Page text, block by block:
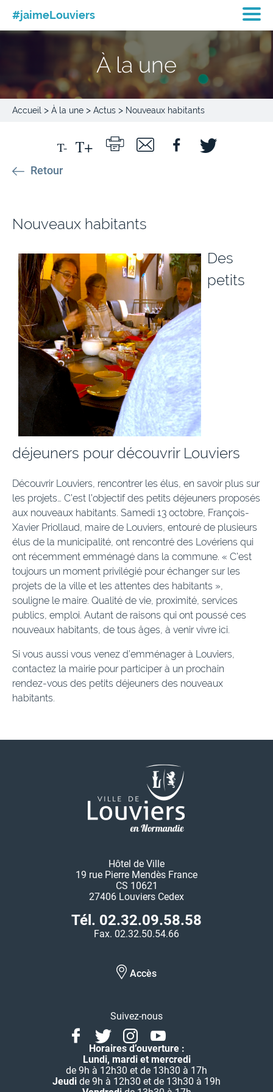
#jaimeLouviers
À la une
Accueil > À la une > Actus > Nouveaux habitants
Retour
Nouveaux habitants
Des
petits
déjeuners pour découvrir Louviers
Découvrir Louviers, rencontrer les élus, en savoir plus sur
les projets… C’est l’objectif des petits déjeuners proposés
aux nouveaux habitants. Samedi 13 octobre, François-
Xavier Priollaud, maire de Louviers, entouré de plusieurs
élus de la municipalité, ont rencontré des Lovériens qui
ont récemment emménagé dans la commune. « C’est
toujours un moment privilégié pour échanger sur les
projets de la ville et les attentes des habitants »,
souligne le maire. Qualité de vie, proximité, services
publics, emploi. Autant de raisons qui ont poussé ces
nouveaux habitants, de tous âges, à venir vivre ici.
Si vous aussi vous venez d’emménager à Louviers,
contactez la mairie pour participer à un prochain
rendez-vous des petits déjeuners des nouveaux
habitants.
Hôtel de Ville
19 rue Pierre Mendès France
CS 10621
27406 Louviers Cedex
Tél. 02.32.09.58.58
Fax. 02.32.50.54.66
Accès
Suivez-nous
FacebookTwitterInstagramYoutube
Horaires d’ouverture :
Lundi, mardi et mercredi
de 9h à 12h30 et de 13h30 à 17h
Jeudi de 9h à 12h30 et de 13h30 à 19h